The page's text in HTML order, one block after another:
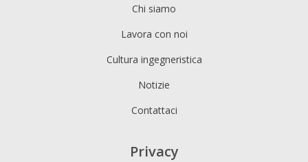
Chi siamo
Lavora con noi
Cultura ingegneristica
Notizie
Contattaci
Privacy